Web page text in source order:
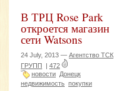
В ТРЦ Rose Park
откроется магазин
сети Watsons
24 July, 2013 — Агентство ТСК
ГРУПП | 472
новости Донецк
недвижимость покупки